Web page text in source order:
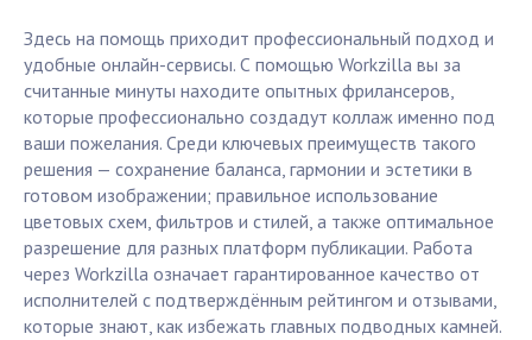
Здесь на помощь приходит профессиональный подход и
удобные онлайн-сервисы. С помощью Workzilla вы за
считанные минуты находите опытных фрилансеров,
которые профессионально создадут коллаж именно под
ваши пожелания. Среди ключевых преимуществ такого
решения — сохранение баланса, гармонии и эстетики в
готовом изображении; правильное использование
цветовых схем, фильтров и стилей, а также оптимальное
разрешение для разных платформ публикации. Работа
через Workzilla означает гарантированное качество от
исполнителей с подтверждённым рейтингом и отзывами,
которые знают, как избежать главных подводных камней.